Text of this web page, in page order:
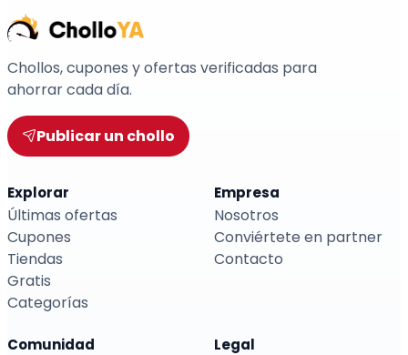
Chollos, cupones y ofertas verificadas para
ahorrar cada día.
Publicar un chollo
Explorar
Últimas ofertas
Cupones
Tiendas
Gratis
Categorías
Empresa
Nosotros
Conviértete en partner
Contacto
Comunidad Legal